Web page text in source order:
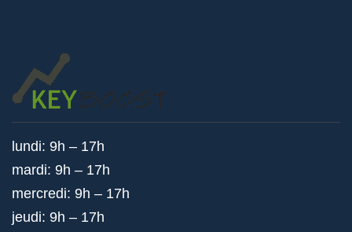
lundi: 9h – 17h
mardi: 9h – 17h
mercredi: 9h – 17h
jeudi: 9h – 17h